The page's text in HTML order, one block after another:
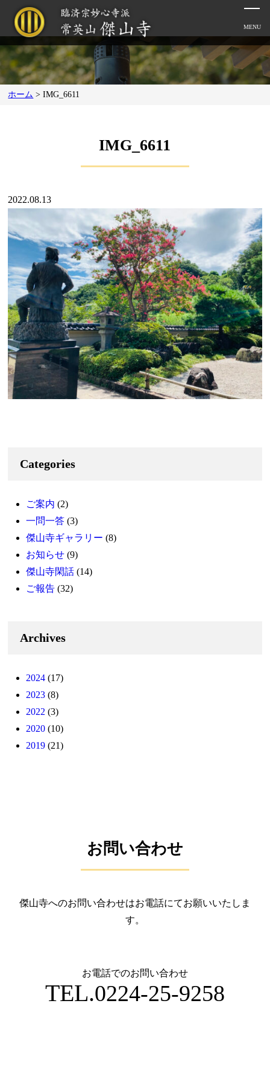
ホーム >IMG_6611
IMG_6611
2022.08.13
Categories
ご案内 (2)
一問一答 (3)
傑山寺ギャラリー (8)
お知らせ (9)
傑山寺閑話 (14)
ご報告 (32)
Archives
2024 (17)
2023 (8)
2022 (3)
2020 (10)
2019 (21)
お問い合わせ
傑山寺へのお問い合わせはお電話にてお願いいたしま
す。
お電話でのお問い合わせ
TEL.0224-25-9258